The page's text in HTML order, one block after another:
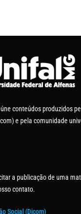
conteúdos produzidos
e pela comunidade
a publicação de uma
contato.
Social (Dicom)